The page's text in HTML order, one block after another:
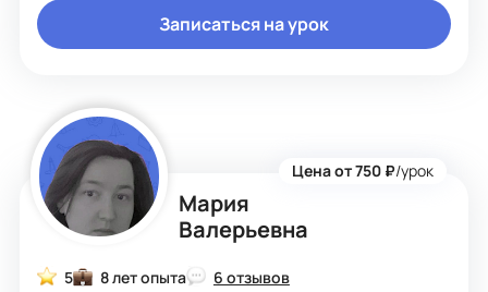
Имею особый путь взаимодействия с учеником, где мы
вместе сможем расширить возможности изучения
русского языка благодаря интересному,
проходит по авторской методике.
Мои ученики ежегодно набирали 90+ баллов по
русскому языку, имеют прочные знания предмета.
Я как дисциплинированный и ответственный эксперт
требую того же и от ученика, ведь только так, шагая
вместе к поставленной цели, сможем достигнуть
успеха и не потерять запал, мотивацию, вдохновение и
Записаться на урок
Мария
Валерьевна
Цена от 750 ₽/урок
5 8 лет опыта
6 отзывов